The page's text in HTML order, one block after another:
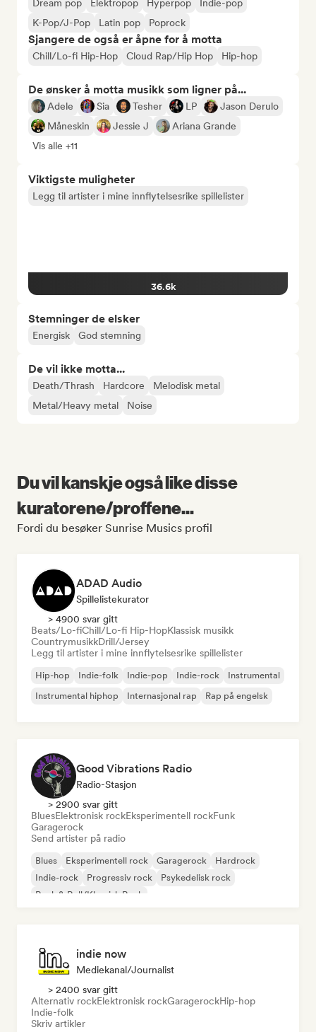
Dream pop
Elektropop Hyperpop
Indie-pop
K-Pop/J-Pop
Latin pop Poprock
Sjangere de også er åpne for å motta
Chill/Lo-fi Hip-Hop Cloud Rap/Hip Hop Hip-hop
De ønsker å motta musikk som ligner på...
Adele Sia Tesher LP
Jason Derulo
Måneskin
Jessie J
Ariana Grande
Vis alle +11
Viktigste muligheter
Legg til artister i mine innflytelsesrike spillelister
36.6k
Stemninger de elsker
Energisk God stemning
De vil ikke motta...
Death/Thrash Hardcore
Melodisk metal
Metal/Heavy metal
Noise
Du vil kanskje også like disse
kuratorene/proffene...
Fordi du besøker Sunrise Musics profil
ADAD Audio
Spillelistekurator
> 4900 svar gitt
Beats/Lo-fiChill/Lo-fi Hip-HopKlassisk musikk
CountrymusikkDrill/Jersey
Legg til artister i mine innflytelsesrike spillelister
Hip-hop Indie-folk Indie-pop Indie-rock
Instrumental
Instrumental hiphop
Internasjonal rap Rap på engelsk
Good Vibrations Radio
Radio-Stasjon
> 2900 svar gitt
BluesElektronisk rockEksperimentell rockFunk
Garagerock
Send artister på radio
Blues Eksperimentell rock Garagerock
Hardrock
Indie-rock
Progressiv rock
Psykedelisk rock
Rock & Roll/Klassisk Rock
indie now
Mediekanal/journalist
> 2400 svar gitt
Alternativ rockElektronisk rockGaragerockHip-hop
Indie-folk
Skriv artikler